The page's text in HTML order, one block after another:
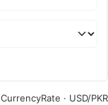
CurrencyRate · USD/PKR